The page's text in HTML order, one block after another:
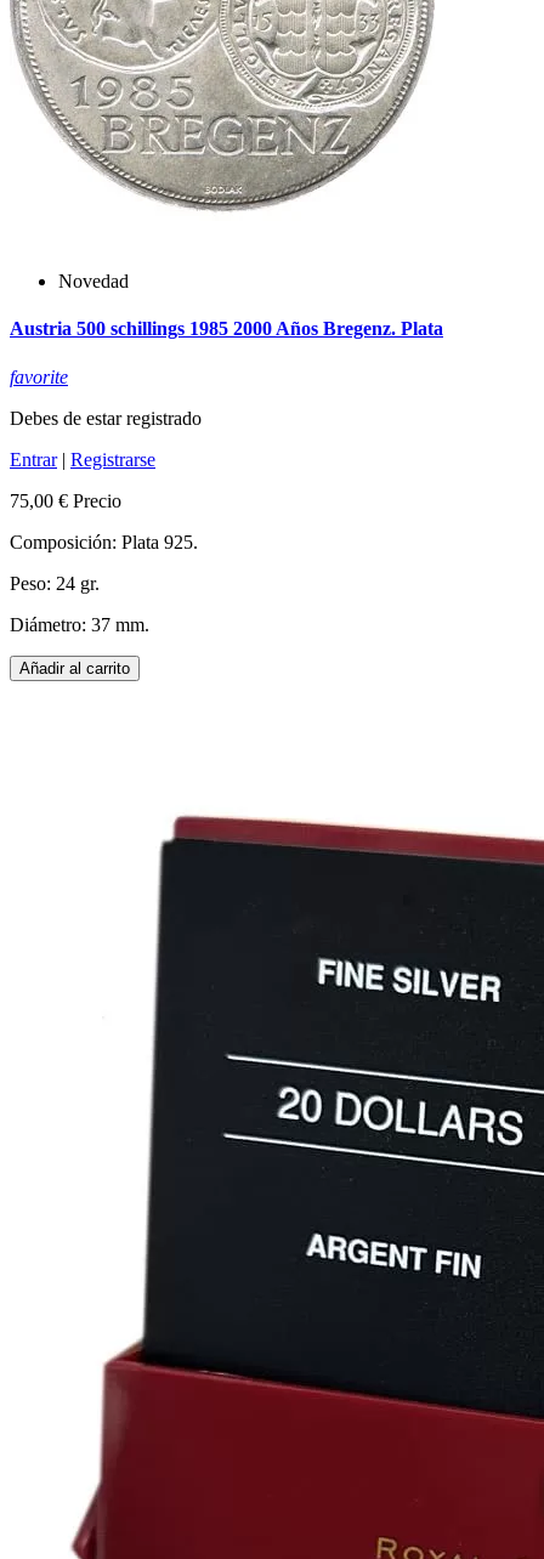
Novedad
Austria 500 schillings 1985 2000 Años Bregenz. Plata
favorite
Debes de estar registrado
Entrar| Registrarse
75,00 € Precio
Composición: Plata 925.
Peso: 24 gr.
Diámetro: 37 mm.
Añadir al carrito